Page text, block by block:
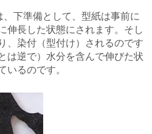
下準備として、型紙は事前に
伸長した状態にされます。そし
、染付（型付け）されるのです
は逆で）水分を含んで伸びた状
いるのです。